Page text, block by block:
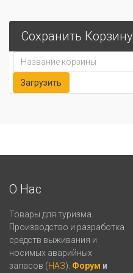
Сохранить Корзину
О Нас
Товары для туризма.
Производство и разработка
средств выживания и
носимых аварийных
запасов (НАЗ). Форум и